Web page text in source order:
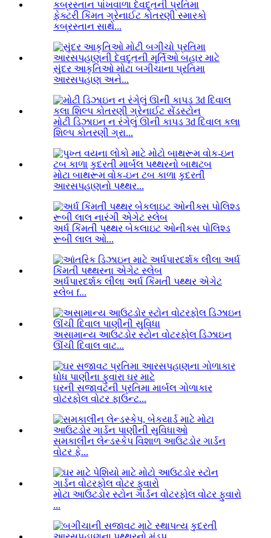
ફેક્ટરી કિંમત ગ્રેનાઈટ કોતરણી સ્મારકો
કબ્રસ્તાન સાથે...
સુંદર આકૃતિઓ મોટા બગીચાના પ્રતિમા
આરસપહાણ અને...
મોટી ડિઝાઇન ન રંગેલું ઊની કાપડ 3d દિવાલ કલા
શિલ્પ કોતરણી ગ્રા...
મોટા બાથરૂમ વોક-ઇન ટબ કાળા કુદરતી
આરસપહાણનો પથ્થર...
અર્ધ કિંમતી પથ્થર બેકલાઇટ ઓનીક્સ પોલિશ્ડ
રૂબી લાલ ઓ...
અર્ધપારદર્શક લીલા અર્ધ કિંમતી પથ્થર એગેટ
સ્લેબ f...
અસામાન્ય આઉટડોર સ્ટોન વોટરફોલ ડિઝાઇન
ઊંચી દિવાલ વાટ...
ઘરની સજાવટની પ્રતિમા માર્બલ ગોળાકાર
વોટરફોલ વોટર ફાઉન્ટ...
સમકાલીન લેન્ડસ્કેપ વિશાળ આઉટડોર ગાર્ડન
વોટર ફે...
મોટા આઉટડોર સ્ટોન ગાર્ડન વોટરફોલ વોટર ફુવારો
...